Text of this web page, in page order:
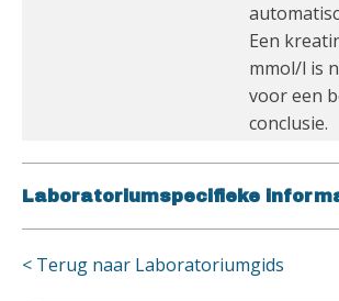
Een
mmol/l is
voor een
conclusie.
Laboratoriumspecifieke
< Terug naar Laboratoriumgids